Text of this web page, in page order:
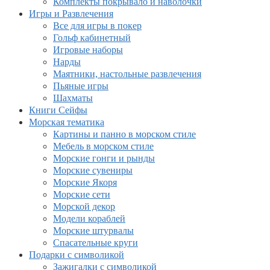
Игры и Развлечения
Все для игры в покер
Гольф кабинетный
Игровые наборы
Нарды
Маятники, настольные развлечения
Пьяные игры
Шахматы
Книги Сейфы
Морская тематика
Картины и панно в морском стиле
Мебель в морском стиле
Морские гонги и рынды
Морские сувениры
Морские Якоря
Морские сети
Морской декор
Модели кораблей
Морские штурвалы
Спасательные круги
Подарки с символикой
Зажигалки с символикой